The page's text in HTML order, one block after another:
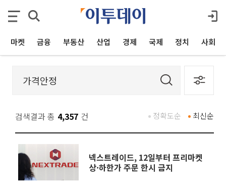
마켓 금융 부동산 산업 경제 국제 정치 사회
검색결과 총 4,357 건 최신순
정확도순
넥스트레이드, 12일부터 프리마켓
상·하한가 주문 한시 금지